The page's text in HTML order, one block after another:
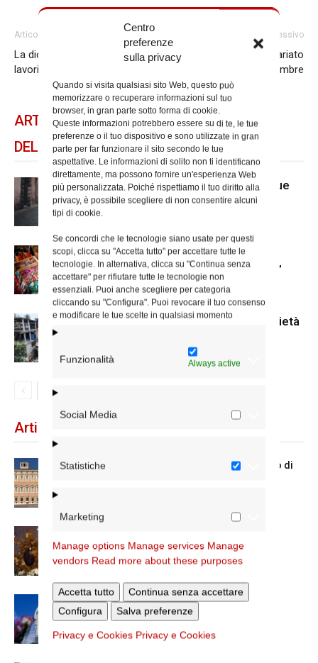
Centro
preferenze
sulla privacy
Quando si visita qualsiasi sito Web, questo può
memorizzare o recuperare informazioni sul tuo
browser, in gran parte sotto forma di cookie.
Queste informazioni potrebbero essere su di te, le tue
preferenze o il tuo dispositivo e sono utilizzate in gran
parte per far funzionare il sito secondo le tue
aspettative. Le informazioni di solito non ti identificano
direttamente, ma possono fornire un'esperienza Web
più personalizzata. Poiché rispettiamo il tuo diritto alla
privacy, è possibile scegliere di non consentire alcuni
tipi di cookie.
Se concordi che le tecnologie siano usate per questi
scopi, clicca su "Accetta tutto" per accettare tutte le
tecnologie. In alternativa, clicca su "Continua senza
accettare" per rifiutare tutte le tecnologie non
essenziali. Puoi anche scegliere per categoria
cliccando su "Configura". Puoi revocare il tuo consenso
e modificare le tue scelte in qualsiasi momento
Funzionalità Always active
Social Media
Statistiche
Marketing
Manage options Manage services Manage
vendors Read more about these purposes
Accetta tutto
Continua senza accettare
Configura
Salva preferenze
Privacy e Cookies Privacy e Cookies
Articolo precedente
La diocesi ed Enel Cuore per i
lavori a Villa Glori
Articolo successivo
Chiusure Uffici del Vicariato
per il 22 e 23 dicembre
ARTICOLI CORRELATI
DELLO STESSO AUTORE
Caritas, “Quartieri solidali” prosegue
ad agosto
Fino al 30 luglio le iscrizioni per la
borsa di studio Caritas “Arte è vita”
Terremoto in Venezuela: la solidarietà
Articoli recenti
Chiusura estiva degli Uffici del Vicariato di
Maggiore
Dal 28 al 31 agosto il pellegrinaggio
diocesano a Lourdes